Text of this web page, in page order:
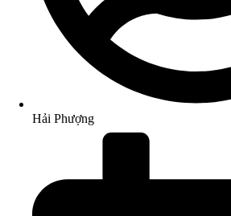
Hải Phượng